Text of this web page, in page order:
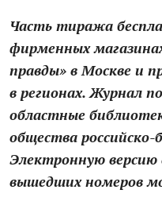
Часть тиража
фирменных
правды» в Москве и
в регионах. Журнал
областные
общества российско-
Электронную версию
вышедших номеров